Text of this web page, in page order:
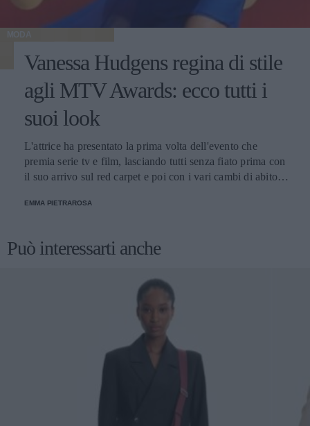
MODA
Vanessa Hudgens regina di stile
agli MTV Awards: ecco tutti i
suoi look
L'attrice ha presentato la prima volta dell'evento che
premia serie tv e film, lasciando tutti senza fiato prima con
il suo arrivo sul red carpet e poi con i vari cambi di abito
EMMA PIETRAROSA
Può interessarti anche